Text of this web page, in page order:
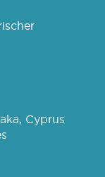
Cyprus